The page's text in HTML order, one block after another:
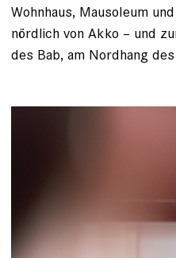
Wohnhaus, Mausoleum
nördlich von Akko – und
des Bab, am Nordhang